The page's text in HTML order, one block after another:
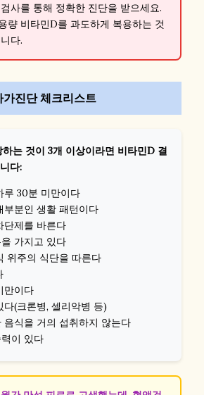
사를 통해 정확한 진단을 받으세요.
량 비타민D를 과도하게 복용하는 것
다.
진단 체크리스트
는 것이 3개 이상이라면 비타민D 결
다:
루 30분 미만이다
부분인 생활 패턴이다
단제를 바른다
가지고 있다
위주의 식단을 따른다
만이다
다(크론병, 셀리악병 등)
음식을 거의 섭취하지 않는다
이 있다